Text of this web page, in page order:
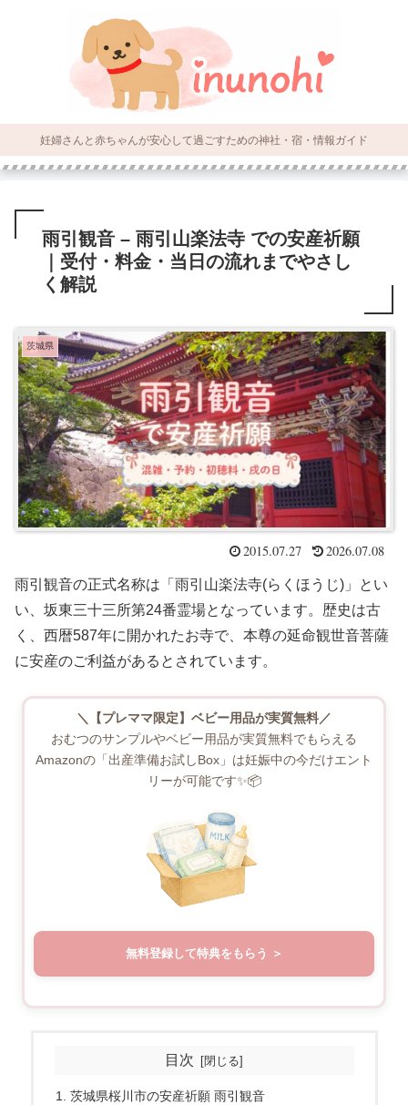
妊婦さんと赤ちゃんが安心して過ごすための神社・宿・情報ガイド
雨引観音 – 雨引山楽法寺 での安産祈願
｜受付・料金・当日の流れまでやさし
く解説
茨城県
2015.07.27 2026.07.08
雨引観音の正式名称は「雨引山楽法寺(らくほうじ)」とい
い、坂東三十三所第24番霊場となっています。歴史は古
く、西暦587年に開かれたお寺で、本尊の延命観世音菩薩
に安産のご利益があるとされています。
＼【プレママ限定】ベビー用品が実質無料／
おむつのサンプルやベビー用品が実質無料でもらえる
Amazonの「出産準備お試しBox」は妊娠中の今だけエント
リーが可能です✨📦
無料登録して特典をもらう
目次
茨城県桜川市の安産祈願 雨引観音